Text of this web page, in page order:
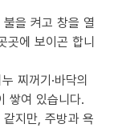
을 켜고 창을 열
곳에 보이곤 합니
찌꺼기·바닥의
쌓여 있습니다.
지만, 주방과 욕